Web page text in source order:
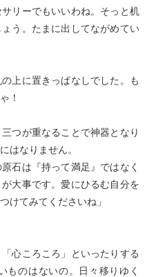
リーでもいいわね。そっと机
う。たまに出してながめてい
上に置きっぱなしでした。も
！
つが重なることで神器となり
はなりません。
石は『持って満足』ではなく
大事です。愛にひるむ自分を
けてみてくださいね」
心ころころ」といったりする
ものはないの。日々移りゆく